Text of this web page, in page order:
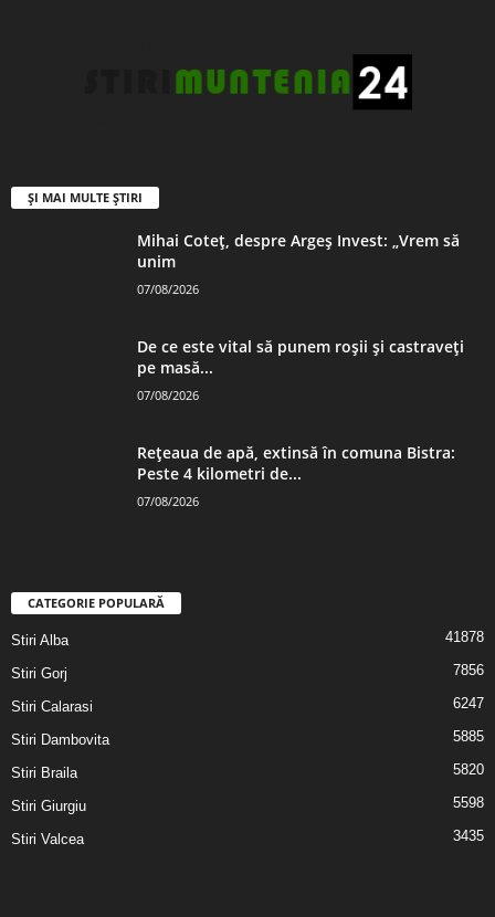
ȘI MAI MULTE ȘTIRI
Mihai Coteț, despre Argeș Invest: „Vrem să
unim
07/08/2026
De ce este vital să punem roșii și castraveți
pe masă...
07/08/2026
Rețeaua de apă, extinsă în comuna Bistra:
Peste 4 kilometri de...
07/08/2026
CATEGORIE POPULARĂ
Stiri Alba 41878
Stiri Gorj 7856
Stiri Calarasi 6247
Stiri Dambovita 5885
Stiri Braila 5820
Stiri Giurgiu 5598
Stiri Valcea 3435